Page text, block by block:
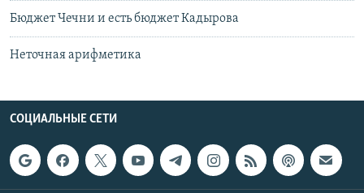
Бюджет Чечни и есть бюджет Кадырова
Неточная арифметика
СОЦИАЛЬНЫЕ СЕТИ